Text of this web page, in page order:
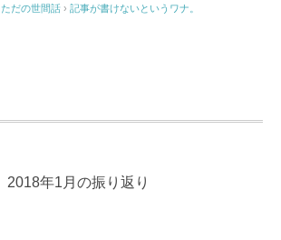
ただの世間話 › 記事が書けないというワナ。
2018年1月の振り返り